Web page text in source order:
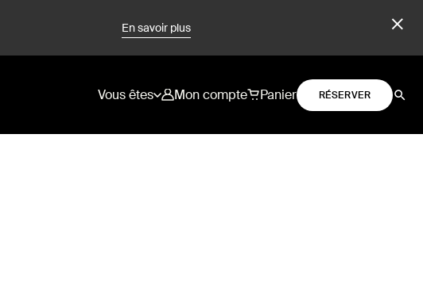
En savoir plus
Vous êtes Mon compte Panier RÉSERVER